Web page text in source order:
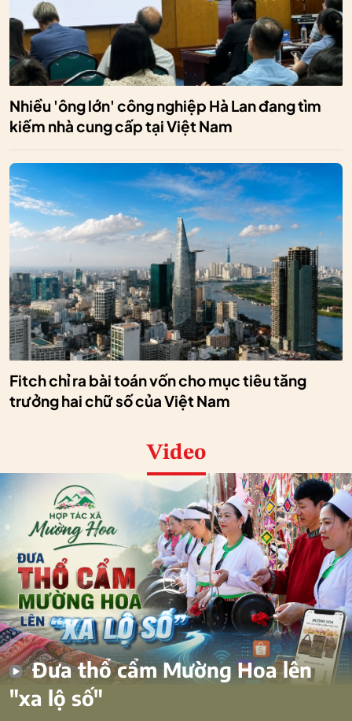
Nhiều 'ông lớn' công nghiệp Hà Lan đang tìm
kiếm nhà cung cấp tại Việt Nam
Fitch chỉ ra bài toán vốn cho mục tiêu tăng
trưởng hai chữ số của Việt Nam
Video
Đưa thổ cẩm Mường Hoa lên
"xa lộ số"